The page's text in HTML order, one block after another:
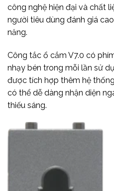
công nghệ hiện đại và chất
người tiêu dùng đánh giá
năng.
Công tắc ổ cắm V7.0 có
nhạy bén trong mỗi lần sử
được tích hợp thêm hệ
có thể dễ dàng nhận diện
thiếu sáng.